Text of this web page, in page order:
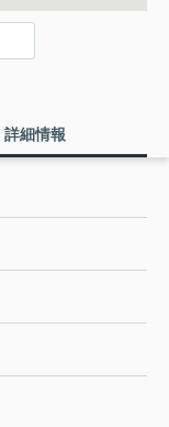
詳細情報